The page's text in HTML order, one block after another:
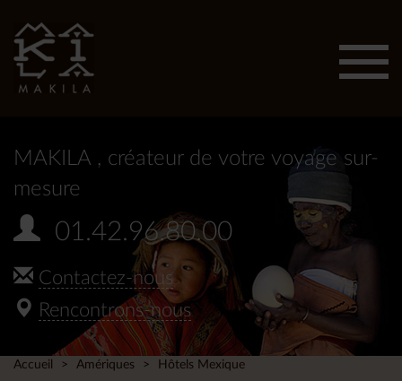
MAKILA , créateur de votre voyage sur-
mesure
01.42.96.80.00
Contactez-nous
Rencontrons-nous
Accueil Amériques Hôtels Mexique